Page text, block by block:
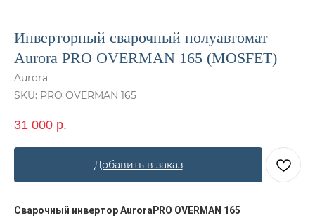
Инверторный сварочный полуавтомат
Aurora PRO OVERMAN 165 (MOSFET)
Aurora
SKU: PRO OVERMAN 165
31 000 р.
Добавить в заказ
Сварочный инвертор AuroraPRO OVERMAN 165